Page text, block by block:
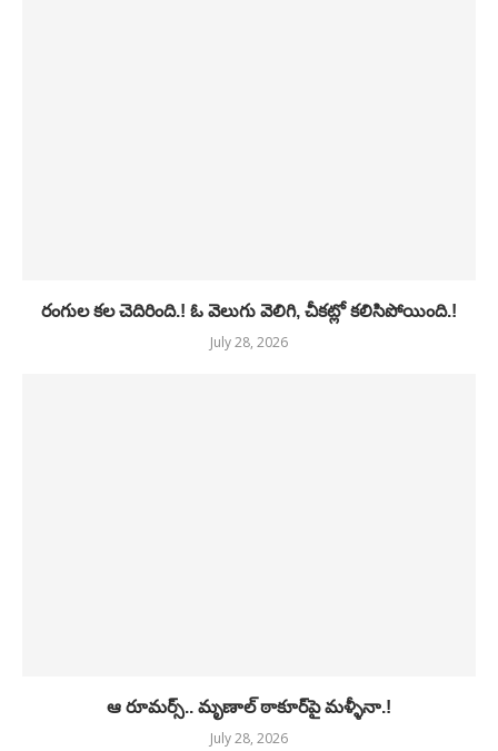
రంగుల కల చెదిరింది.! ఓ వెలుగు వెలిగి, చీకట్లో కలిసిపోయింది.!
July 28, 2026
ఆ రూమర్స్.. మృణాల్ ఠాకూర్‌పై మళ్ళీనా.!
July 28, 2026